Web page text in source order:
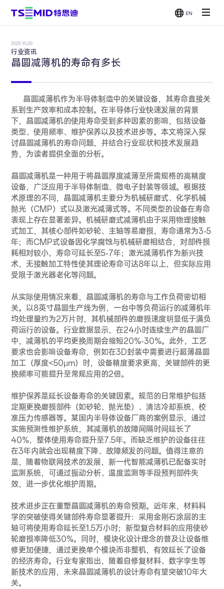
EN
贴片/刷洗
机
2025.10.29
行业资讯
晶圆减薄机的寿命有多长
晶圆减薄机作为半导体制造中的关键设备，其寿命直接关
系到生产效率和成本控制。在半导体行业快速发展的背景
下，晶圆减薄机的使用寿命受到多种因素的影响，包括设备
类型、使用频率、维护保养以及技术进步等。本文将深入探
讨晶圆减薄机的寿命问题，并结合行业现状和技术发展趋
势，为读者提供全面的分析。
晶圆减薄机是一种用于将晶圆厚度减薄至所需规格的高精度
设备，广泛应用于半导体制造、微电子封装等领域。根据技
术原理的不同，晶圆减薄机主要分为机械研磨式、化学机械
抛光（CMP）式以及激光减薄式等。不同类型的设备在寿命
表现上存在显著差异。机械研磨式减薄机由于采用物理接触
式加工，其核心部件如砂轮、主轴等易磨损，寿命通常为3-5
年；而CMP式设备因化学腐蚀与机械研磨相结合，对部件损
耗相对较小，寿命可延长至5-7年；激光减薄机作为新兴技
术，无接触加工特性使其理论寿命可达8年以上，但实际应用
受限于激光器老化等问题。
从实际使用情况来看，晶圆减薄机的寿命与工作负荷密切相
关。以8英寸晶圆生产线为例，一台中等负荷运行的减薄机年
均处理量约为2万片时，其机械部件的磨损速度明显低于满负
荷运行的设备。行业数据显示，在24小时连续生产的晶圆厂
中，减薄机的平均更换周期会缩短20%-30%。此外，工艺
要求也会影响设备寿命，例如在3D封装中需要进行超薄晶圆
加工（厚度<50μm）时，设备精度要求更高，关键部件的更
换频率可能提升至常规应用的2倍。
维护保养是延长设备寿命的关键因素。规范的日常维护包括
定期更换磨损部件（如砂轮、抛光垫）、清洁冷却系统、校
准压力传感器等。某国内半导体设备厂商的案例显示，通过
实施预测性维护系统，其减薄机的故障间隔时间延长了
40%，整体使用寿命提升至7.5年。而缺乏维护的设备往往
在3年内就会出现精度下降、故障频发的问题。值得注意的
是，随着物联网技术的发展，新一代智能减薄机已配备实时
监测系统，可通过振动分析、温度监测等手段预判部件失
效，进一步优化维护周期。
技术进步正在重塑晶圆减薄机的寿命预期。近年来，材料科
学的突破使得关键部件寿命显著提升：采用金刚石涂层的主
轴可将使用寿命延长至1.5万小时；新型复合材料的应用使砂
轮磨损率降低30%。同时，模块化设计理念的普及让设备维
修更加便捷，通过更换单个模块而非整机，有效延长了设备
的经济寿命。行业专家指出，随着自修复材料、数字孪生等
新技术的应用，未来晶圆减薄机的设计寿命有望突破10年大
关。